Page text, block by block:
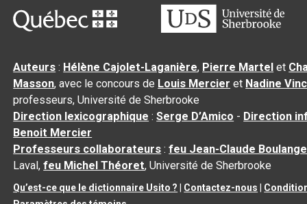
Auteurs : Hélène Cajolet-Laganière, Pierre Martel et
Masson, avec le concours de Louis Mercier et Nadine
professeurs, Université de Sherbrooke
Direction lexicographique :Serge D’Amico - Direction
Benoit Mercier
Professeurs collaborateurs :feu Jean-Claude
Laval,feu Michel Théoret, Université de Sherbrooke
Qu’est-ce que le dictionnaire Usito ? Contactez-nous